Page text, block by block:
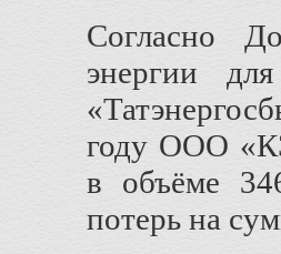
Согласно
энергии
году ООО
в объёме
потерь на